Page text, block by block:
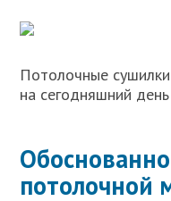
Потолочные
на сегодняшний день
потолочной